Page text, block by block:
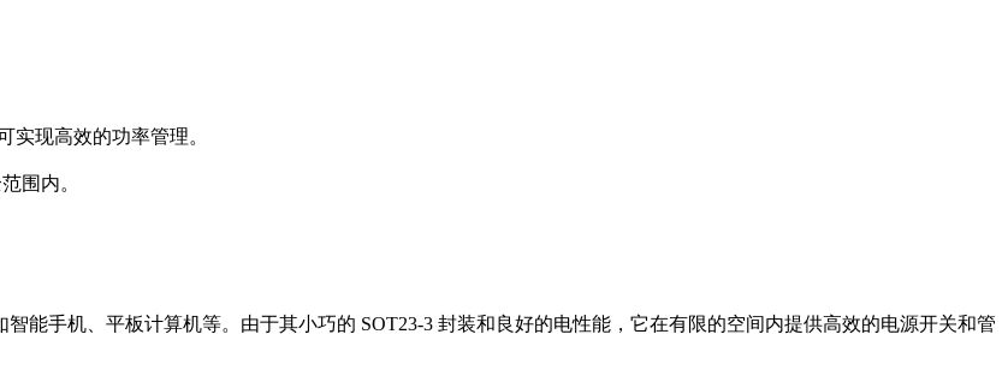
实现高效的功率管理。
围内。
能手机、平板计算机等。由于其小巧的 SOT23-3 封装和良好的电性能，它在有限的空间内提供高效的电源开关和管